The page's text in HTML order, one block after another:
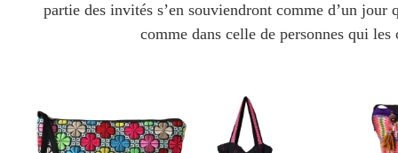
partie des invités s’en souviendront comme d’un
comme dans celle de personnes qui